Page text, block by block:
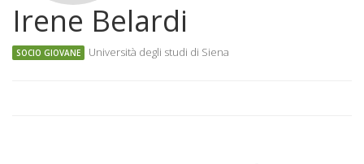
Irene Belardi
SOCIO GIOVANE Università degli studi di Siena